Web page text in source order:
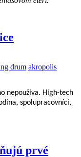
drum akropolis
nepoužíva. High-tech
spolupracovníci,
prvé